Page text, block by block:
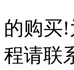
的购买
程请联